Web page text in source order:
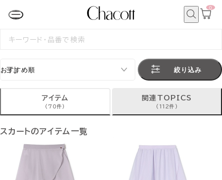
カ
0
検
絞り込み
アイテム
(70件)
関連TOPICS
(112件)
スカートのアイテム一覧